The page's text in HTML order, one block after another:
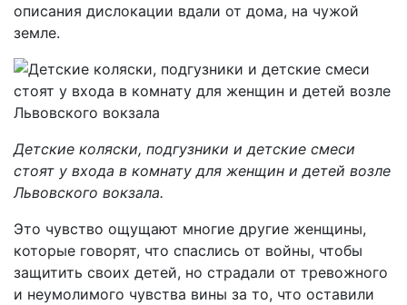
описания дислокации вдали от дома, на чужой
земле.
Детские коляски, подгузники и детские смеси
стоят у входа в комнату для женщин и детей возле
Львовского вокзала.
Это чувство ощущают многие другие женщины,
которые говорят, что спаслись от войны, чтобы
защитить своих детей, но страдали от тревожного
и неумолимого чувства вины за то, что оставили